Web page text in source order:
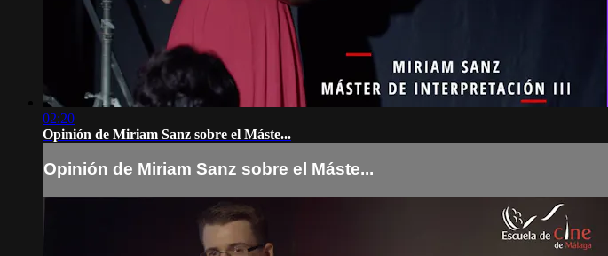
02:20
Opinión de Miriam Sanz sobre el Máste...
Opinión de Miriam Sanz sobre el Máste...